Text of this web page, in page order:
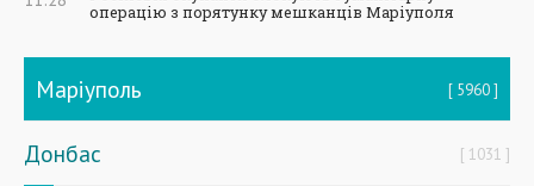
операцію з порятунку мешканців Маріуполя
Маріуполь 5960
Донбас 1031